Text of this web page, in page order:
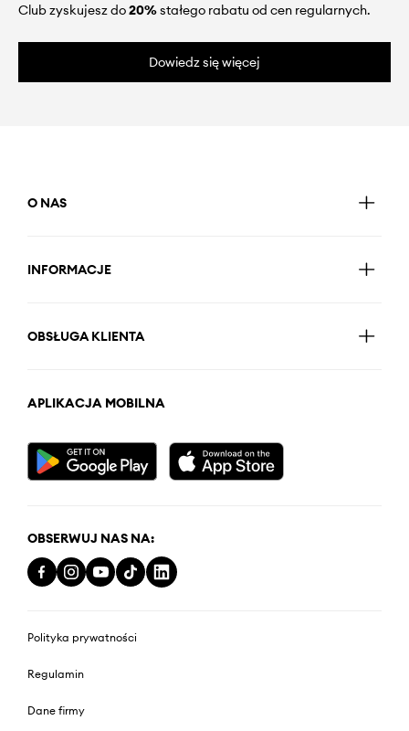
Club zyskujesz do20%stałego rabatu od cen regularnych.
Dowiedz się więcej
O NAS
INFORMACJE
OBSŁUGA KLIENTA
APLIKACJA MOBILNA
OBSERWUJ NAS NA:
Polityka prywatności
Regulamin
Dane firmy